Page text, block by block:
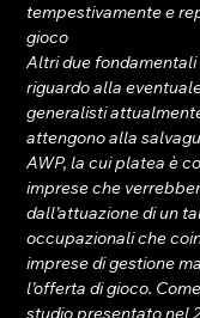
tempestivamente e
gioco
Altri due
riguardo alla
generalisti
attengono alla
AWP, la cui platea è
imprese che
dall’attuazione di un
occupazionali che
imprese di gestione
l’offerta di gioco.
studio presentato nel